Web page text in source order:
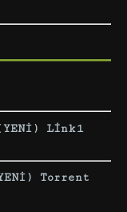
Link1
Torrent